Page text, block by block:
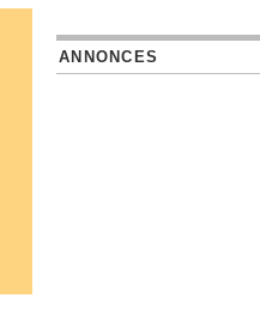
ANNONCES